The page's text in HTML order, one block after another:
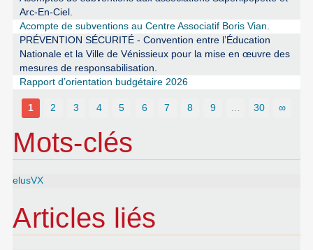
Arc-En-Ciel.
Acompte de subventions au Centre Associatif Boris Vian.
PRÉVENTION SÉCURITÉ - Convention entre l’Éducation
Nationale et la Ville de Vénissieux pour la mise en œuvre des
mesures de responsabilisation.
Rapport d’orientation budgétaire 2026
1 2 3 4 5 6 7 8 9 30 ∞
Mots-clés
elusVX
Articles liés